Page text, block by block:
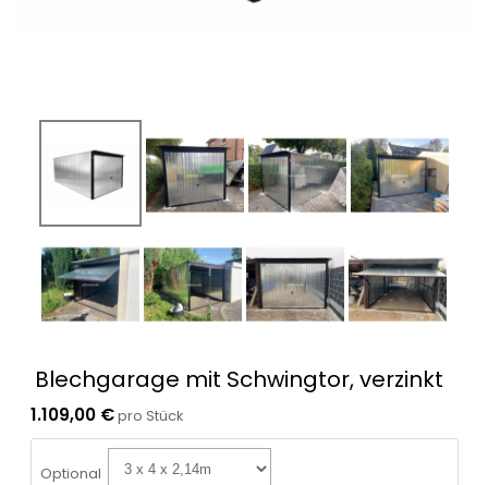
Blechgarage mit Schwingtor, verzinkt
1.109,00 €pro Stück
Optional